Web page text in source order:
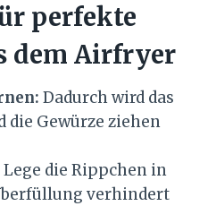
perfekte
dem Airfryer
Dadurch wird das
die Gewürze ziehen
Lege die Rippchen in
verhindert